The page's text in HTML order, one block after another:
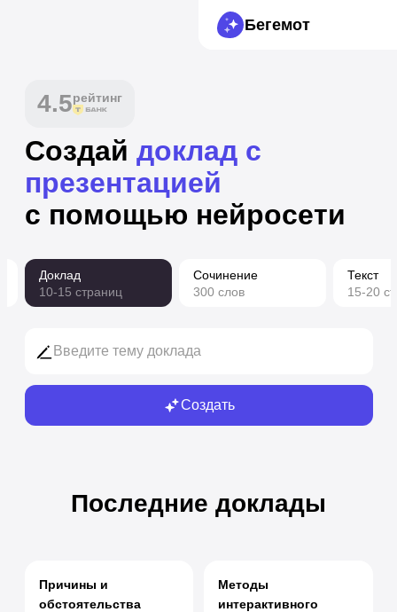
Бегемот
Создай доклад с
презентацией
с помощью нейросети
4.5рейтинг
Доклад
10-15 страниц
Сочинение
300 слов
Текст
15-20
Создать
Последние доклады
Причины и
обстоятельства
Методы
интерактивного